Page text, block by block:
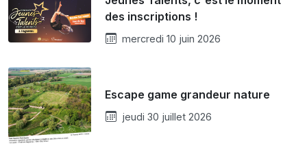
des inscriptions !
mercredi 10 juin 2026
Escape game grandeur nature
jeudi 30 juillet 2026